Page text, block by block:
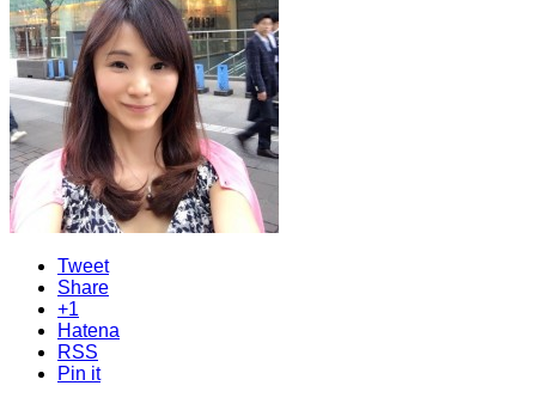
Tweet
Share
+1
Hatena
RSS
Pin it